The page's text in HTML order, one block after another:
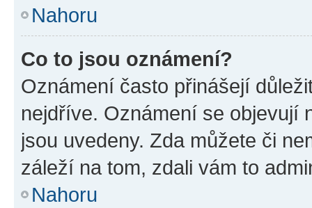
Nahoru
Co to jsou oznámení?
Oznámení často přinášejí
nejdříve. Oznámení se objevují
jsou uvedeny. Zda můžete či
záleží na tom, zdali vám to
Nahoru